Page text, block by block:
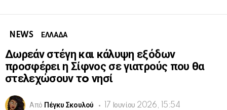
NEWS ΕΛΛΑΔΑ
Δωρεάν στέγη και κάλυψη εξόδων
προσφέρει η Σίφνος σε γιατρούς που θα
στελεχώσουν τo νησί
Από Πέγκυ Σκουλού 17 Ιουνίου 2026, 15:54